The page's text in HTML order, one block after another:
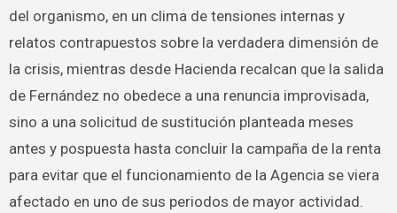
del organismo, en un clima de tensiones internas y
relatos contrapuestos sobre la verdadera dimensión de
la crisis, mientras desde Hacienda recalcan que la salida
de Fernández no obedece a una renuncia improvisada,
sino a una solicitud de sustitución planteada meses
antes y pospuesta hasta concluir la campaña de la renta
para evitar que el funcionamiento de la Agencia se viera
afectado en uno de sus periodos de mayor actividad.